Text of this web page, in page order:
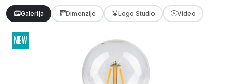
Galerija Dimenzije Logo Studio Video